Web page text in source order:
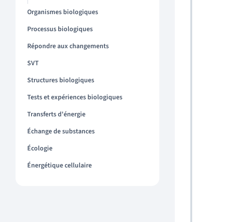
Organismes biologiques
Processus biologiques
Répondre aux changements
SVT
Structures biologiques
Tests et expériences biologiques
Transferts d'énergie
Échange de substances
Écologie
Énergétique cellulaire